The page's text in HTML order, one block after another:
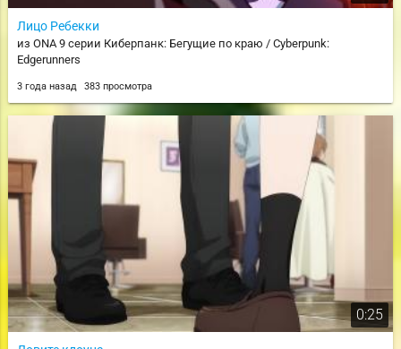
Лицо Ребекки
из ONA 9 серии Киберпанк: Бегущие по краю / Cyberpunk:
Edgerunners
3 года назад 383 просмотра
0:25